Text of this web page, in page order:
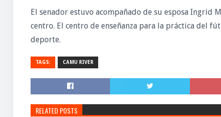
El senador estuvo acompañado de su esposa Ingrid
centro. El centro de enseñanza para la práctica del
deporte.
TAGS: CAMU RIVER
RELATED POSTS